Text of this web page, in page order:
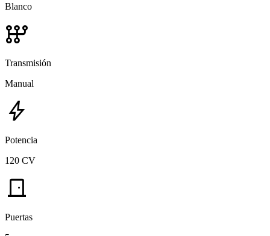
Blanco
auto_transmission
Transmisión
Manual
bolt
Potencia
120 CV
door_front
Puertas